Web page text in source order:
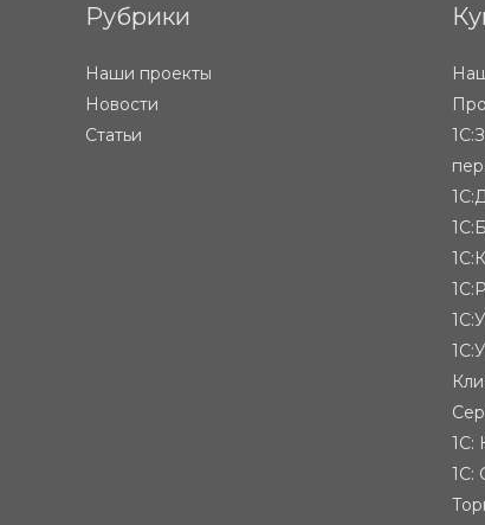
Рубрики
Наши проекты
Новости
Статьи
1С:
1С: